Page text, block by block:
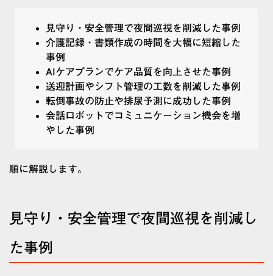
見守り・安全管理で夜間巡視を削減した事例
介護記録・書類作成の時間を大幅に短縮した
事例
AIケアプランでケア品質を向上させた事例
送迎計画やシフト管理の工数を削減した事例
転倒事故の防止や排尿予測に成功した事例
会話ロボットでコミュニケーション機会を増
やした事例
順に解説します。
見守り・安全管理で夜間巡視を削減し
た事例